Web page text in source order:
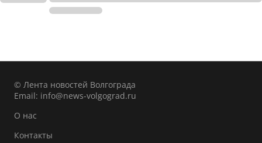
© Лента новостей Волгограда
Email: info@news-volgograd.ru
О нас
Контакты